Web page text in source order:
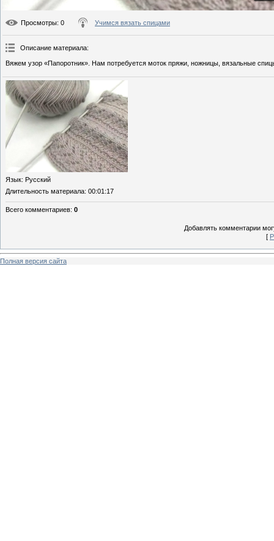
Просмотры: 0 Учимся вязать спицами
Описание материала:
Вяжем узор «Папоротник». Нам потребуется моток пряжи, ножницы, вязальные
Язык: Русский
Длительность материала: 00:01:17
Всего комментариев: 0
Добавлять комментарии
[
Полная версия сайта